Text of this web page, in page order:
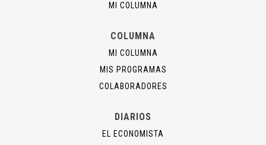
MI COLUMNA
COLUMNA
MI COLUMNA
MIS PROGRAMAS
COLABORADORES
DIARIOS
EL ECONOMISTA